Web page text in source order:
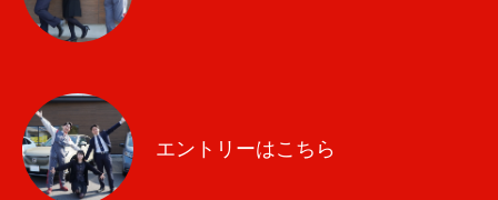
エントリーはこちら